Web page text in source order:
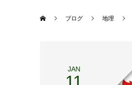
ブログ 地理
JAN
11